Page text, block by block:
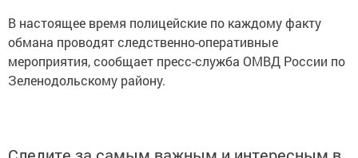
В настоящее время полицейские по каждому факту
обмана проводят следственно-оперативные
мероприятия, сообщает пресс-служба ОМВД России по
Зеленодольскому району.